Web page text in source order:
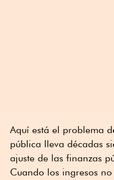
Aquí está el problema
pública lleva décadas
ajuste de las finanzas
Cuando los ingresos